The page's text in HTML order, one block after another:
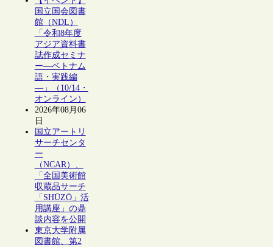
国立国会図書
館（NDL）
「令和8年度
アジア資料書
誌作成セミナ
ー―ベトナム
語・実践編
―」（10/14・
オンライン）
2026年08月06
日
国立アートリ
サーチセンタ
ー
（NCAR）、
「全国美術館
収蔵品サーチ
「SHŪZŌ」活
用講座」の鼎
談内容を公開
東京大学附属
図書館、第2